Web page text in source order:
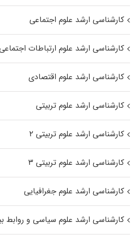
کارشناسی ارشد علوم اجتماعی
کارشناسی ارشد علوم ارتباطات
کارشناسی ارشد علوم اقتصادی
کارشناسی ارشد علوم تربیتی
کارشناسی ارشد علوم تربیتی ۲
کارشناسی ارشد علوم تربیتی ۳
کارشناسی ارشد علوم جغرافیایی
کارشناسی ارشد علوم سیاسی و روابط